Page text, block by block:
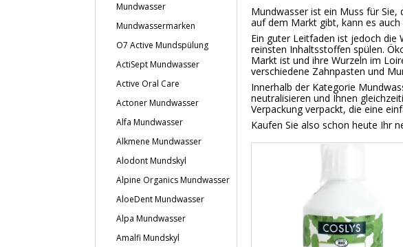
Mundwasser
Mundwassermarken
O7 Active Mundspülung
ActiSept Mundwasser
Active Oral Care
Actoner Mundwasser
Alfa Mundwasser
Alkmene Mundwasser
Alodont Mundskyl
Alpine Organics Mundwasser
AloeDent Mundwasser
Alpa Mundwasser
Amalfi Mundskyl
Mundwasser ist ein Muss für
auf dem Markt gibt, kann es
Ein guter Leitfaden ist jedoch die
reinsten Inhaltsstoffen spülen.
Markt ist und ihre Wurzeln im
verschiedene Zahnpasten und
Innerhalb der Kategorie
neutralisieren und Ihnen
Verpackung verpackt, die eine
Kaufen Sie also schon heute Ihr